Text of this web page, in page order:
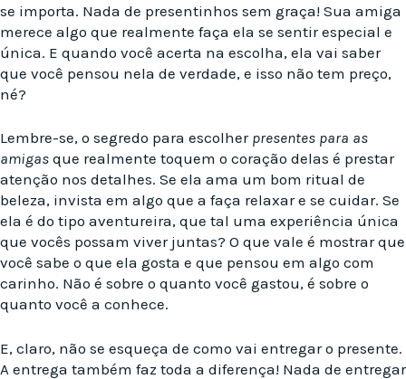
se importa. Nada de presentinhos sem graça! Sua amiga
merece algo que realmente faça ela se sentir especial e
única. E quando você acerta na escolha, ela vai saber
que você pensou nela de verdade, e isso não tem preço,
né?
Lembre-se, o segredo para escolher presentes para as
amigas que realmente toquem o coração delas é prestar
atenção nos detalhes. Se ela ama um bom ritual de
beleza, invista em algo que a faça relaxar e se cuidar. Se
ela é do tipo aventureira, que tal uma experiência única
que vocês possam viver juntas? O que vale é mostrar que
você sabe o que ela gosta e que pensou em algo com
carinho. Não é sobre o quanto você gastou, é sobre o
quanto você a conhece.
E, claro, não se esqueça de como vai entregar o presente.
A entrega também faz toda a diferença! Nada de entregar